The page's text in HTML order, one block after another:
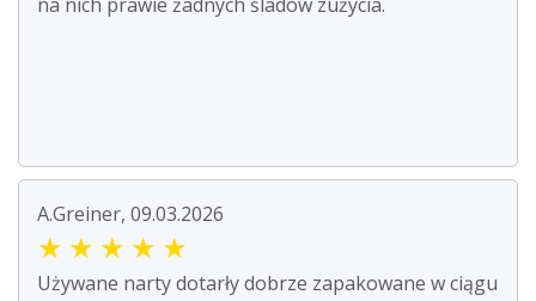
A.Greiner, 09.03.2026
★ ★ ★ ★ ★
Używane narty dotarły dobrze zapakowane w ciągu